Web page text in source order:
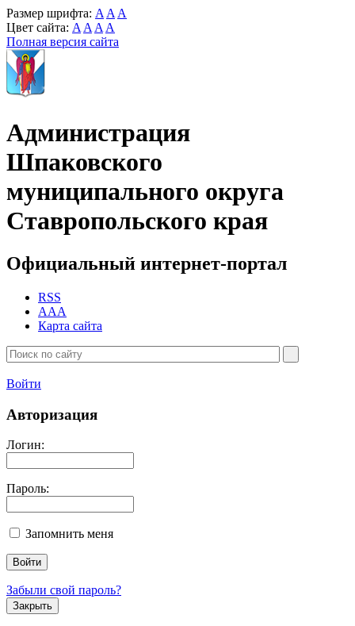
Размер шрифта: A A A
Цвет сайта: A A A A
Полная версия сайта
Администрация
Шпаковского
муниципального округа
Ставропольского края
Официальный интернет-портал
RSS
AAA
Карта сайта
Войти
Авторизация
Логин:
Пароль:
Запомнить меня
Забыли свой пароль?
Закрыть